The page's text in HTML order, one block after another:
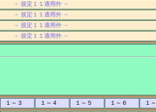
－ 規定１１適用外 －
－ 規定１１適用外 －
－ 規定１１適用外 －
－ 規定１１適用外 －
１～３ １～４ １～５ １～６
１